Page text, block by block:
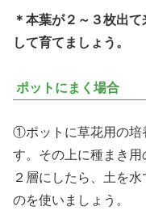
＊本葉が２～３枚出
して育てましょう。
ポットにまく場合
①ポットに草花用の培
す。その上に種まき
２層にしたら、土を
のを使いましょう。